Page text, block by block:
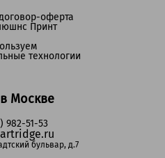
Москве
982-51-53
бульвар, д.7
оферта
Принт
технологии